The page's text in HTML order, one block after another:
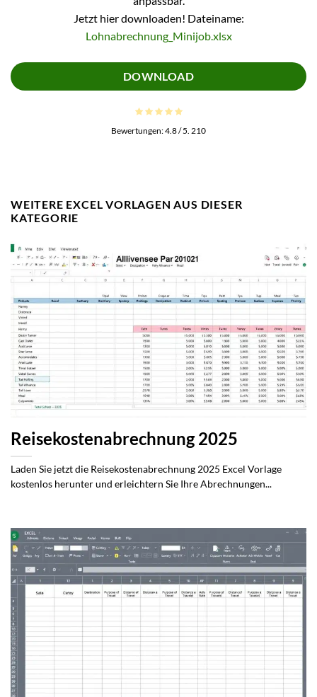
Jetzt hier downloaden! Dateiname:
Lohnabrechnung_Minijob.xlsx
DOWNLOAD
Bewertungen:4.8/ 5. 210
WEITERE EXCEL VORLAGEN AUS DIESER
KATEGORIE
Reisekostenabrechnung 2025
Laden Sie jetzt die Reisekostenabrechnung 2025 Excel Vorlage
kostenlos herunter und erleichtern Sie Ihre Abrechnungen...